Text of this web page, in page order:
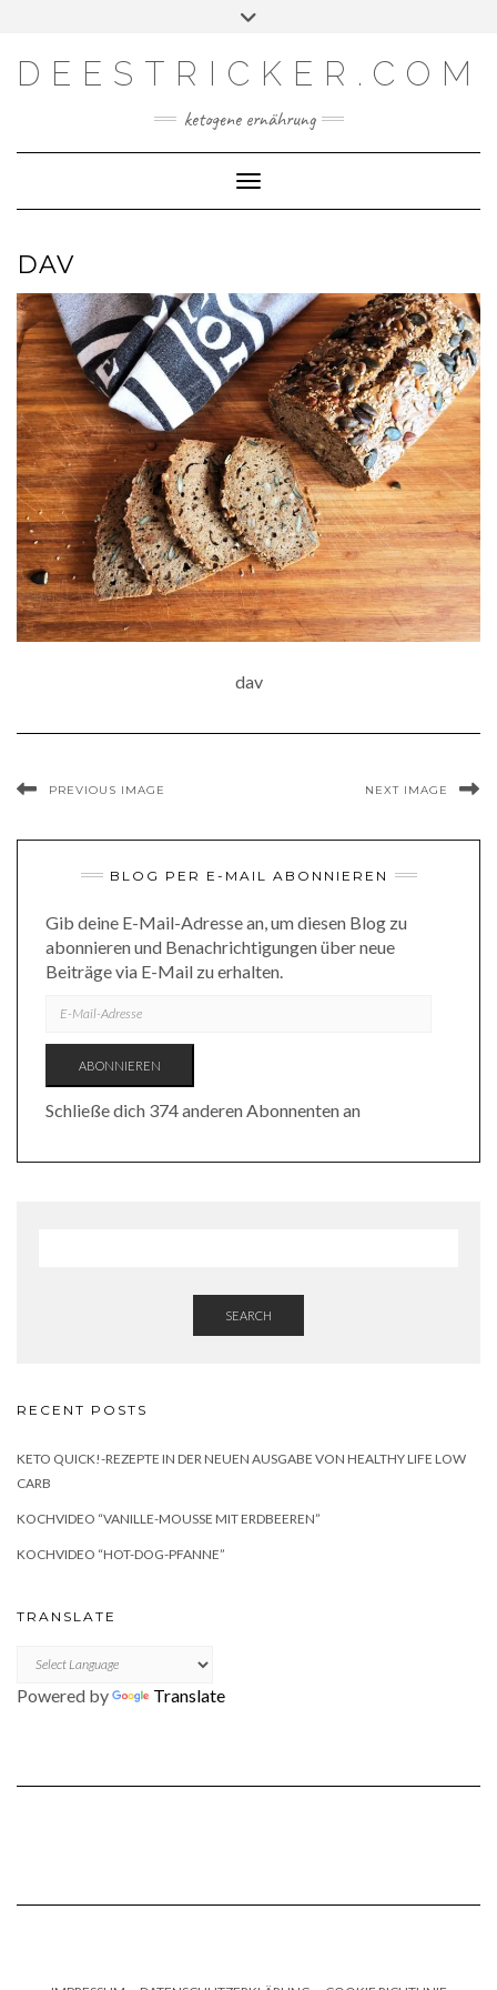
content
FacebookInstagram
DEESTRICKER.COM
ketogene ernährung
Toggle Navigation
DAV
dav
PREVIOUS IMAGE NEXT IMAGE
BLOG PER E-MAIL ABONNIEREN
Gib deine E-Mail-Adresse an, um diesen Blog zu
abonnieren und Benachrichtigungen über neue
Beiträge via E-Mail zu erhalten.
MAIL-
ABONNIEREN
Schließe dich 374 anderen Abonnenten an
SEARCH
RECENT POSTS
KETO QUICK!-REZEPTE IN DER NEUEN AUSGABE VON HEALTHY LIFE LOW
CARB
KOCHVIDEO “VANILLE-MOUSSE MIT ERDBEEREN”
KOCHVIDEO “HOT-DOG-PFANNE”
TRANSLATE
Powered by Translate